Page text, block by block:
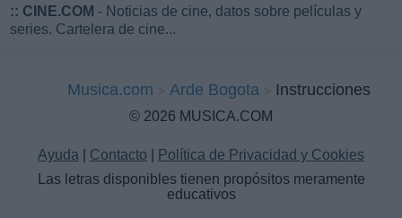
:: CINE.COM - Noticias de cine, datos sobre películas y
series. Cartelera de cine...
Musica.com Arde Bogota Instrucciones
© 2026 MUSICA.COM
Ayuda Contacto
Política de Privacidad y Cookies
Las letras disponibles tienen propósitos meramente
educativos